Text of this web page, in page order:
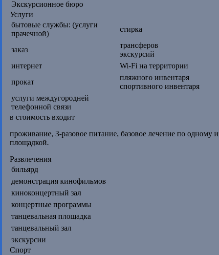
Экскурсионное бюро
Услуги
бытовые службы: (услуги
прачечной)
стирка
заказ
трансферов
экскурсий
интернет
Wi-Fi на территории
прокат
пляжного инвентаря
спортивного инвентаря
услуги междугородней
телефонной связи
в стоимость входит
проживание, 3-разовое питание, базовое лечение по одному
площадкой.
Развлечения
бильярд
демонстрация кинофильмов
киноконцертный зал
концертные программы
танцевальная площадка
танцевальный зал
экскурсии
Спорт